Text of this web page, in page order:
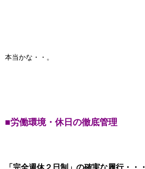
本当かな・・。
■労働環境・休日の徹底管理
「完全週休２日制」の確実な履行・・・